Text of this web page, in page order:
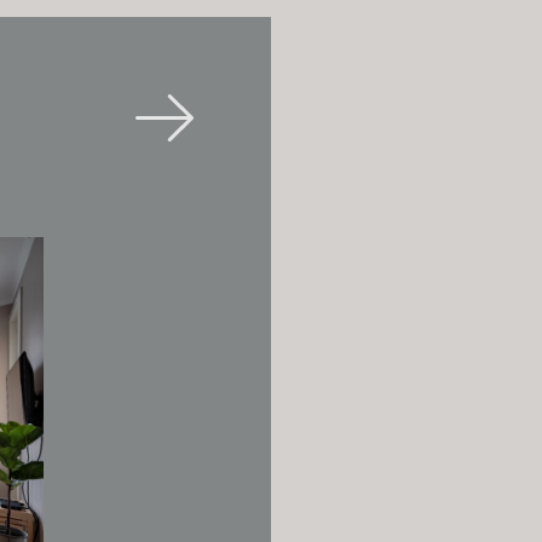
praktiskt för förvaring av
och gör det enkelt att hålla
i avgiften gör även egen
av ett tydligt kvalitetsfokus – här är
som arkitekturen. Köken är byggda
från Cosentino och kromade